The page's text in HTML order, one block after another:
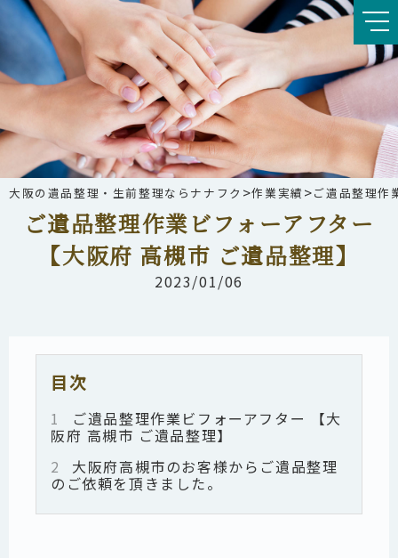
大阪の遺品整理・生前整理ならナナフク >作業実績 >ご遺品整理作
ご遺品整理作業ビフォーアフター
【大阪府 高槻市 ご遺品整理】
2023/01/06
目次
1 ご遺品整理作業ビフォーアフター 【大
阪府 高槻市 ご遺品整理】
2
大阪府高槻市のお客様からご遺品整理
のご依頼を頂きました。